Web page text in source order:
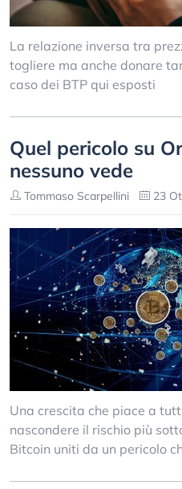
La relazione inversa tra
togliere ma anche donare
caso dei BTP qui esposti
Quel pericolo su
nessuno vede
Tommaso Scarpellini 23
Una crescita che piace a
nascondere il rischio più
Bitcoin uniti da un pericolo